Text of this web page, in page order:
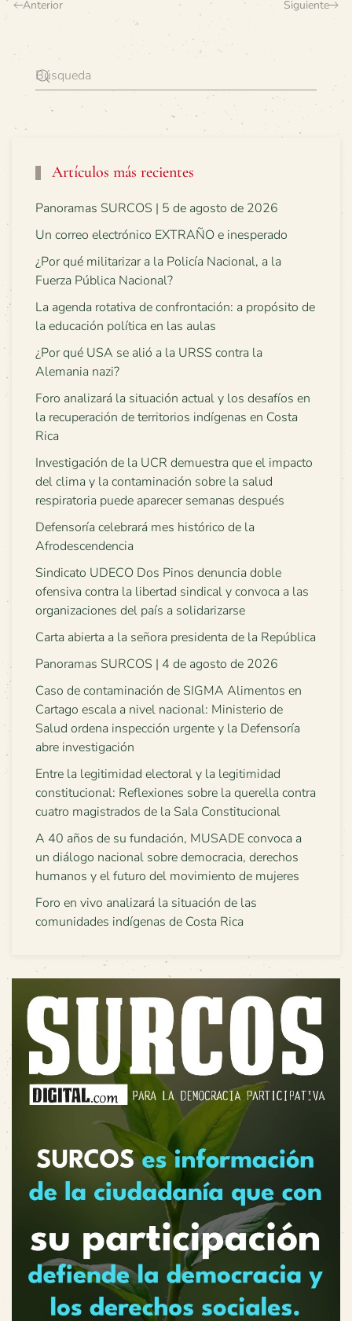
Anterior Siguiente
Artículos más recientes
Panoramas SURCOS | 5 de agosto de 2026
Un correo electrónico EXTRAÑO e inesperado
¿Por qué militarizar a la Policía Nacional, a la
Fuerza Pública Nacional?
La agenda rotativa de confrontación: a propósito de
la educación política en las aulas
¿Por qué USA se alió a la URSS contra la
Alemania nazi?
Foro analizará la situación actual y los desafíos en
la recuperación de territorios indígenas en Costa
Rica
Investigación de la UCR demuestra que el impacto
del clima y la contaminación sobre la salud
respiratoria puede aparecer semanas después
Defensoría celebrará mes histórico de la
Afrodescendencia
Sindicato UDECO Dos Pinos denuncia doble
ofensiva contra la libertad sindical y convoca a las
organizaciones del país a solidarizarse
Carta abierta a la señora presidenta de la República
Panoramas SURCOS | 4 de agosto de 2026
Caso de contaminación de SIGMA Alimentos en
Cartago escala a nivel nacional: Ministerio de
Salud ordena inspección urgente y la Defensoría
abre investigación
Entre la legitimidad electoral y la legitimidad
constitucional: Reflexiones sobre la querella contra
cuatro magistrados de la Sala Constitucional
A 40 años de su fundación, MUSADE convoca a
un diálogo nacional sobre democracia, derechos
humanos y el futuro del movimiento de mujeres
Foro en vivo analizará la situación de las
comunidades indígenas de Costa Rica